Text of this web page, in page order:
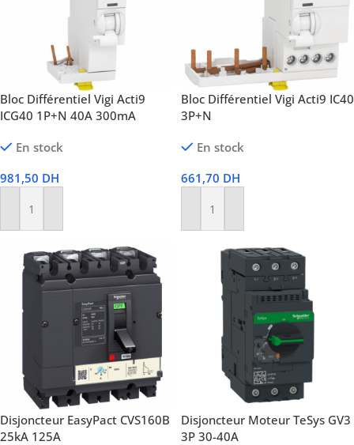
Bloc Différentiel Vigi Acti9
ICG40 1P+N 40A 300mA
En stock
981,50 DH
Ajouter Au Panier
Bloc Différentiel Vigi Acti9 IC40
3P+N
En stock
661,70 DH
Ajouter Au Panier
Disjoncteur EasyPact CVS160B
25kA 125A
Disjoncteur Moteur TeSys GV3
3P 30-40A